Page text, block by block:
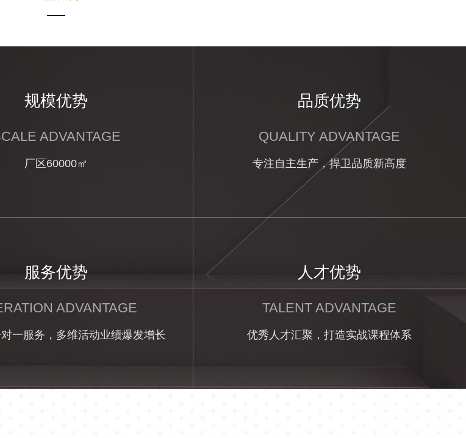
规模优势
ADVANTAGE
厂区60000㎡
品质优势
QUALITY ADVANTAGE
专注自主生产，捍卫品质新高度
服务优势
ADVANTAGE
一服务，多维活动业绩爆发增长
人才优势
TALENT ADVANTAGE
优秀人才汇聚，打造实战课程体系